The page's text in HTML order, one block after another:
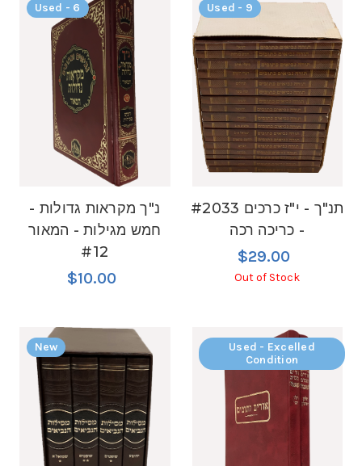
Used - 6
נ"ך מקראות גדולות -
חמש מגילות - המאור
#12
$10.00
Used - 9
#2033 תנ"ך - י"ז כרכים
- כריכה רכה
$29.00
Out of Stock
New
Used - Excelled
Condition